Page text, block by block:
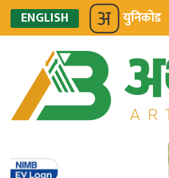
ENGLISH युनिकोड